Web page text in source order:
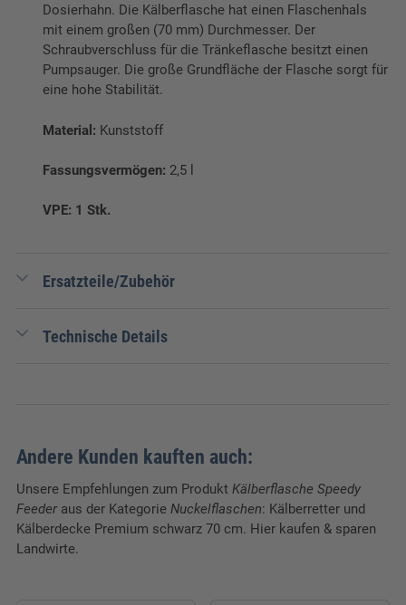
Dosierhahn. Die Kälberflasche hat einen Flaschenhals
mit einem großen (70 mm) Durchmesser. Der
Schraubverschluss für die Tränkeflasche besitzt einen
Pumpsauger. Die große Grundfläche der Flasche sorgt für
eine hohe Stabilität.
Material: Kunststoff
Fassungsvermögen: 2,5 l
VPE: 1 Stk.
Ersatzteile/Zubehör
Kälberflasche Speedy Feeder. Alle nicht aufgeführten
m.Schraubdeckel
zzgl. 19 % USt
Warenkorb
Technische Details
Andere Kunden kauften auch:
Unsere Empfehlungen zum Produkt Kälberflasche Speedy
Feederaus der Kategorie Nuckelflaschen: Kälberretter und
Kälberdecke Premium schwarz 70 cm. Hier kaufen & sparen
Landwirte.